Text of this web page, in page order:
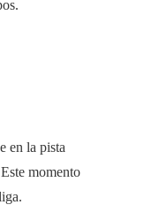
en la pista
momento